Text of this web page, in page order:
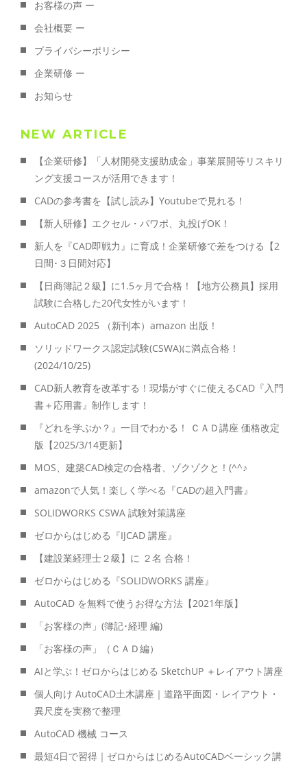
お客様の声 ー
会社概要 ー
プライバシーポリシー
企業研修 ー
お知らせ
NEW ARTICLE
【企業研修】「人材開発支援助成金」事業展開等リスキリ
ング支援コースが活用できます！
CADの参考書を【試し読み】Youtubeで見れる！
【新人研修】エクセル・パワポ、丸投げOK！
新人を『CAD即戦力』に育成！企業研修で差をつける【2
日間･３日間対応】
【日商簿記２級】に1.5ヶ月で合格！【地方公務員】採用
試験に合格した20代女性がいます！
AutoCAD 2025 （新刊本）amazon 出版！
ソリッドワークス認定試験(CSWA)に満点合格！
(2024/10/25)
CAD新人教育を改革する！現場がすぐに使えるCAD『入門
書＋応用書』制作します！
『どれを学ぶか？』一目でわかる！ ＣＡＤ講座 価格改定
版【2025/3/14更新】
MOS、建築CAD検定の合格者、ゾクゾクと！(^^♪
amazonで人気！楽しく学べる『CADの超入門書』
SOLIDWORKS CSWA 試験対策講座
ゼロからはじめる『IJCAD 講座』
【建設業経理士２級】に ２名 合格！
ゼロからはじめる『SOLIDWORKS 講座』
AutoCAD を無料で使うお得な方法【2021年版】
「お客様の声」(簿記･経理 編)
「お客様の声」（ＣＡＤ編）
AIと学ぶ！ゼロからはじめる SketchUP ＋レイアウト講座
個人向け AutoCAD土木講座｜道路平面図・レイアウト・
異尺度を実務で整理
AutoCAD 機械 コース
最短4日で習得｜ゼロからはじめるAutoCADベーシック講